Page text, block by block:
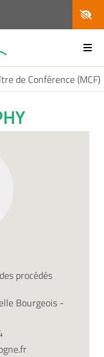
de Conférence (MCF)
procédés
Bourgeois -